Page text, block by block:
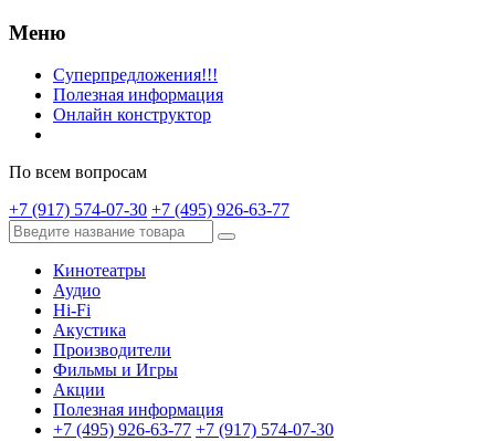
Меню
Суперпредложения!!!
Полезная информация
Онлайн конструктор
По всем вопросам
+7 (917) 574-07-30 +7 (495) 926-63-77
Кинотеатры
Аудио
Hi-Fi
Акустика
Производители
Фильмы и Игры
Акции
Полезная информация
+7 (495) 926-63-77 +7 (917) 574-07-30